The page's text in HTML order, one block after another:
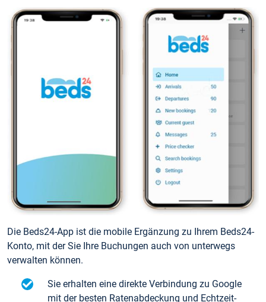
Die Beds24-App ist die mobile Ergänzung zu Ihrem Beds24-
Konto, mit der Sie Ihre Buchungen auch von unterwegs
verwalten können.
Sie erhalten eine direkte Verbindung zu Google
mit der besten Ratenabdeckung und Echtzeit-